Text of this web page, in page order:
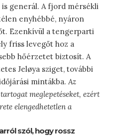
generál. A fjord mérsékli
enyhébbé, nyáron
Ezenkívül a tengerparti
friss levegőt hoz a
hőérzetet biztosít. A
Jeløya sziget, további
mintákba. Az
meglepetéseket, ezért
elengedhetetlen a
szól, hogy rossz